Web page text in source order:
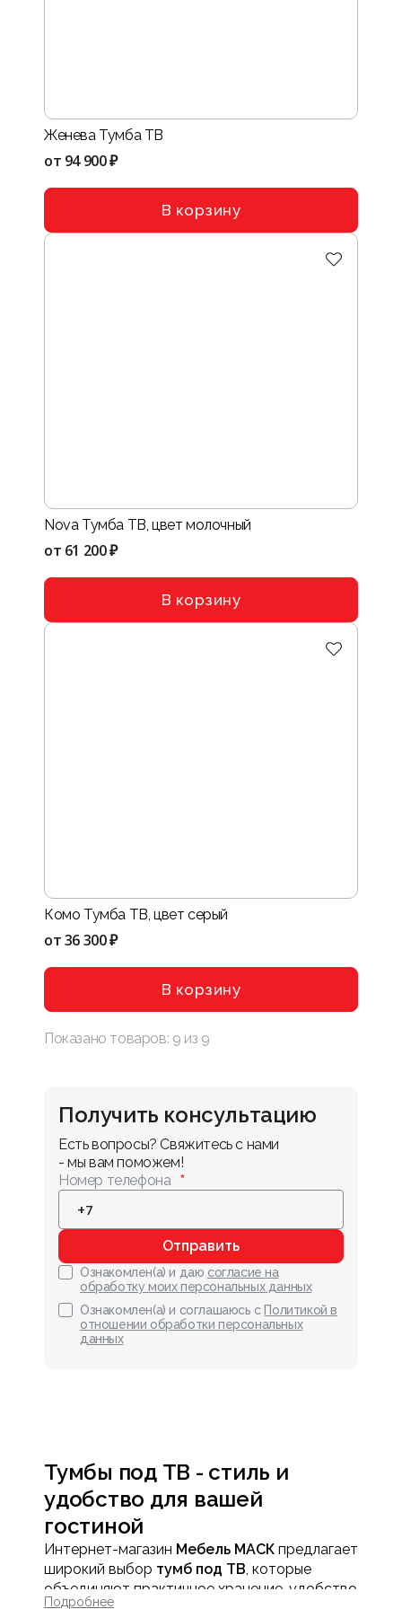
Женева Тумба ТВ
от 94 900 ₽
В корзину
Nova Тумба ТВ, цвет молочный
от 61 200 ₽
В корзину
Комо Тумба ТВ, цвет серый
от36 300 ₽
В корзину
Показано товаров: 9 из 9
Получить консультацию
Есть вопросы? Свяжитесь с нами
- мы вам поможем!
Номер телефона
Отправить
Ознакомлен(а) и даю согласие на
обработку моих персональных данных
Ознакомлен(а) и соглашаюсь с Политикой в
отношении обработки персональных
данных
Тумбы под ТВ - стиль и
удобство для вашей
гостиной
Интернет-магазин Мебель МАСК предлагает
широкий выбор тумб под ТВ, которые
объединяют практичное хранение, удобство
Подробнее